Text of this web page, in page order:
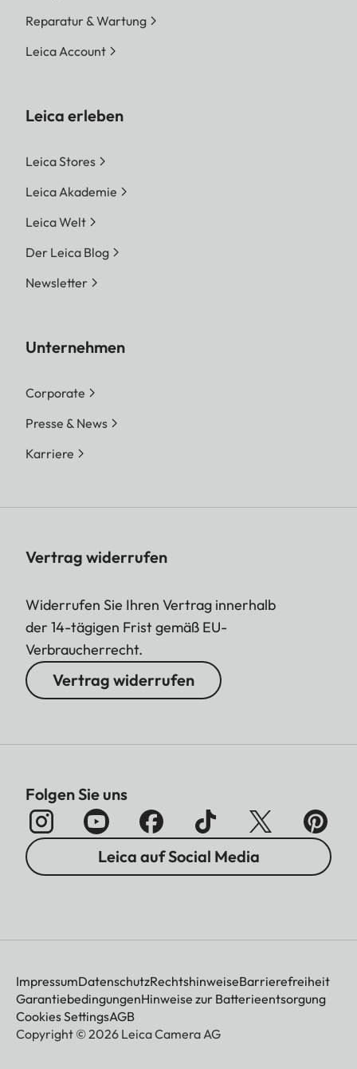
Reparatur & Wartung
Leica Account
Leica erleben
Leica Stores
Leica Akademie
Leica Welt
Der Leica Blog
Newsletter
Unternehmen
Corporate
Presse & News
Karriere
Vertrag widerrufen
Widerrufen Sie Ihren Vertrag innerhalb
der 14-tägigen Frist gemäß EU-
Verbraucherrecht.
Vertrag widerrufen
Folgen Sie uns
Leica auf Social Media
ImpressumDatenschutzRechtshinweiseBarrierefreiheit
GarantiebedingungenHinweise zur Batterieentsorgung
Cookies SettingsAGB
Copyright © 2026 Leica Camera AG